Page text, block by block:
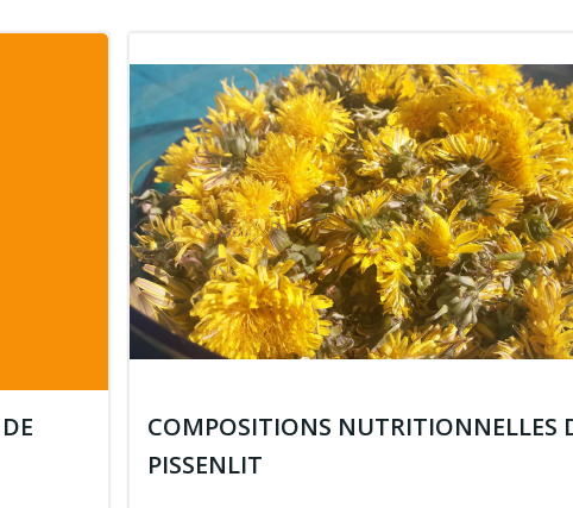
COMPOSITIONS NUTRITIONNELLES
PISSENLIT